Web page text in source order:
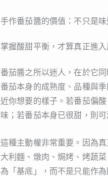
手作番茄醬的價值：不只是
掌握酸甜平衡，才算真正進
番茄醬之所以迷人，在於它
番茄本身的成熟度、品種與
近你想要的樣子。若番茄偏
味；若番茄本身已很甜，則
這種主動權非常重要。因為
大利麵、燉肉、焗烤、烤蔬
為「基底」，而不是只能作為